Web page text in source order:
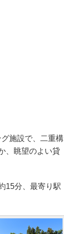
施設で、二重構
、眺望のよい貸
15分、最寄り駅